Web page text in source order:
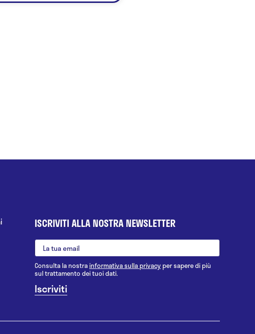
ISCRIVITI ALLA NOSTRA NEWSLETTER
Consulta la nostrainformativa sulla privacy per sapere di più
sul trattamento dei tuoi dati.